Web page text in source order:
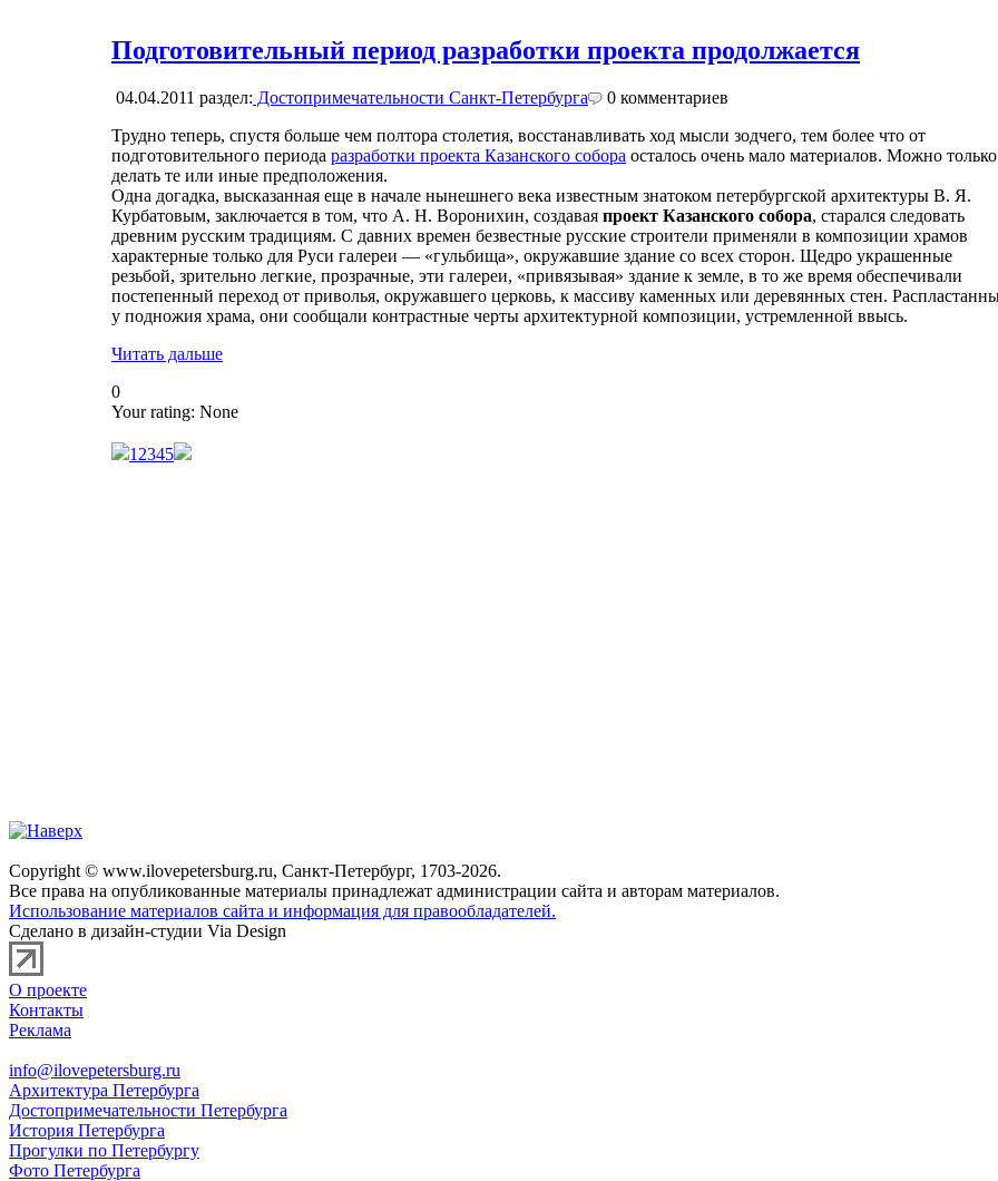
Подготовительный период разработки проекта продолжается
04.04.2011 раздел: Достопримечательности Санкт-Петербурга 0 комментариев
Трудно теперь, спустя больше чем полтора столетия, восстанавливать ход мысли зодчего, тем более что от
подготовительного периода разработки проекта Казанского собора осталось очень мало материалов. Можно только
делать те или иные предположения.
Одна догадка, высказанная еще в начале нынешнего века известным знатоком петербургской архитектуры В. Я.
Курбатовым, заключается в том, что А. Н. Воронихин, создавая проект Казанского собора, старался следовать
древним русским традициям. С давних времен безвестные русские строители применяли в композиции храмов
характерные только для Руси галереи — «гульбища», окружавшие здание со всех сторон. Щедро украшенные
резьбой, зрительно легкие, прозрачные, эти галереи, «привязывая» здание к земле, в то же время обеспечивали
постепенный переход от приволья, окружавшего церковь, к массиву каменных или деревянных стен.
у подножия храма, они сообщали контрастные черты архитектурной композиции, устремленной ввысь.
Читать дальше
0
Your rating: None
1 2345
Copyright © www.ilovepetersburg.ru, Санкт-Петербург, 1703-2026.
Все права на опубликованные материалы принадлежат администрации сайта и авторам материалов.
Использование материалов сайта и информация для правообладателей.
Сделано в дизайн-студии Via Design
О проекте
Контакты
Реклама
info@ilovepetersburg.ru
Архитектура Петербурга
Достопримечательности Петербурга
История Петербурга
Прогулки по Петербургу
Фото Петербурга